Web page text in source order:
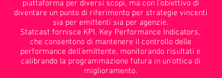
piattaforma per diversi scopi, ma con l’obiettivo di
diventare un punto di riferimento per strategie vincenti
sia per emittenti sia per agenzie.
Statcast fornisce KPI, Key Performance Indicators,
che consentono di mantenere il controllo delle
performance dell’emittente, monitorando risultati e
calibrando la programmazione futura in un’ottica di
miglioramento.